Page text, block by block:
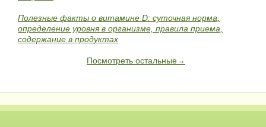
Полезные факты о витамине D: суточная норма,
определение уровня в организме, правила приема,
содержание в продуктах
Посмотреть остальные→